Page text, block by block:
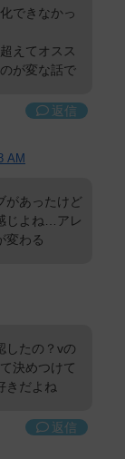
できなかっ
えてオスス
が変な話で
返信
AM
があったけど
じよね…アレ
変わる
したの？vの
決めつけて
きだよね
返信